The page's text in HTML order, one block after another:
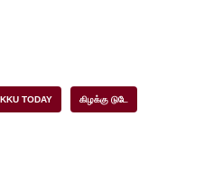
TODAY கிழக்கு டுடே